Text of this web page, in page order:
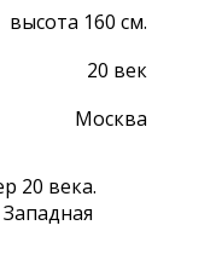
высота 160 см.
20 век
Москва
20 века.